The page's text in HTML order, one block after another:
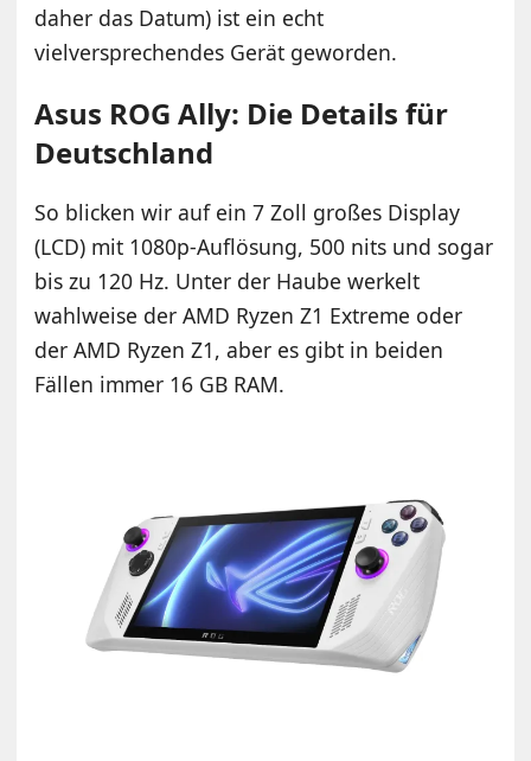
daher das Datum) ist ein echt
vielversprechendes Gerät geworden.
Asus ROG Ally: Die Details für
Deutschland
So blicken wir auf ein 7 Zoll großes Display
(LCD) mit 1080p-Auflösung, 500 nits und sogar
bis zu 120 Hz. Unter der Haube werkelt
wahlweise der AMD Ryzen Z1 Extreme oder
der AMD Ryzen Z1, aber es gibt in beiden
Fällen immer 16 GB RAM.